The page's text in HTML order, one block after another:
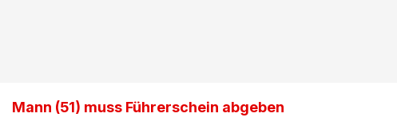
Mann (51) muss Führerschein abgeben